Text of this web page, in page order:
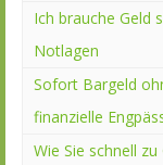
Ich brauche Geld
Notlagen
Sofort Bargeld
finanzielle
Wie Sie schnell